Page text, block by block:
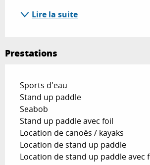
Lire la suite
Prestations
Sports d'eau
Stand up paddle
Seabob
Stand up paddle avec foil
Location de canoës / kayaks
Location de stand up paddle
Location de stand up paddle avec